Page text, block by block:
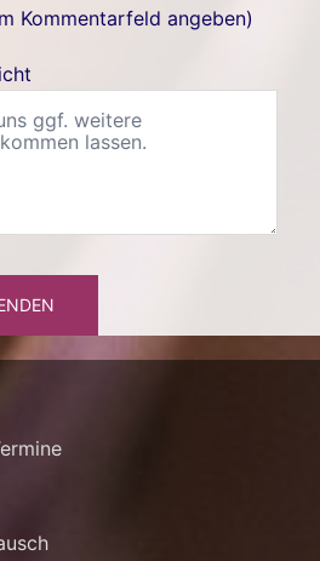
Kommentarfeld angeben)